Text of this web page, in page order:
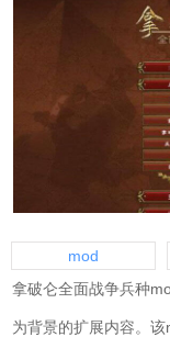
mod
拿破仑全面战争兵种
为背景的扩展内容。